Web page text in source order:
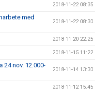
2018-11-22 08:35
med
2018-11-22 08:30
2018-11-20 22:25
2018-11-15 11:22
24 nov. 12.000-
2018-11-14 13:30
2018-11-12 15:45